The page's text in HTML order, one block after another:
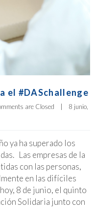
el #DASchallenge
are Closed
8 junio,
ya ha superado los
Las empresas de la
con las personas,
en las difíciles
8 de junio, el quinto
Solidaria junto con